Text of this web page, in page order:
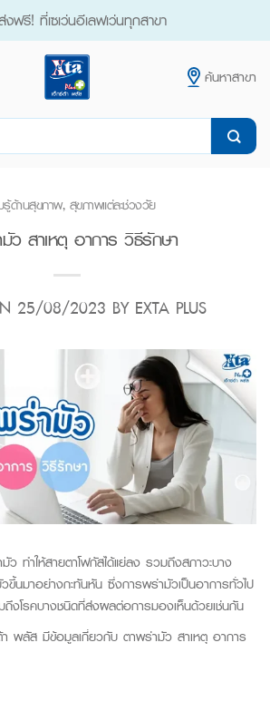
งฟรี! ที่เซเว่นอีเลฟเว่นทุกสาขา
ค้นหาสาขา
รู้ด้านสุขภาพ, สุขภาพแต่ละช่วงวัย
ว สาเหตุ อาการ วิธีรักษา
25/08/2023 BY EXTA PLUS
ทำให้สายตาโฟกัสได้แย่ลง รวมถึงสภาวะบาง
ขึ้นมาอย่างกะทันหัน ซึ่งการพร่ามัวเป็นอาการทั่วไป
งโรคบางชนิดที่ส่งผลต่อการมองเห็นด้วยเช่นกัน
า พลัส มีข้อมูลเกี่ยวกับ ตาพร่ามัว สาเหตุ อาการ